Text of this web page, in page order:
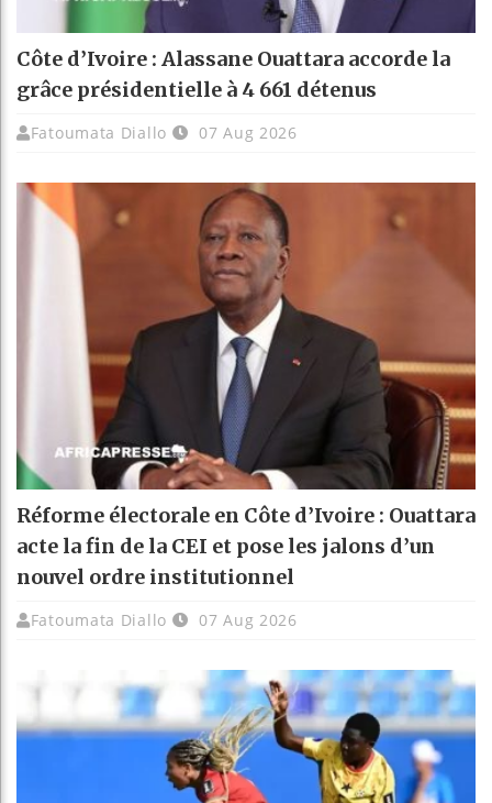
Côte d’Ivoire : Alassane Ouattara accorde la
grâce présidentielle à 4 661 détenus
Fatoumata Diallo 07 Aug 2026
Réforme électorale en Côte d’Ivoire : Ouattara
acte la fin de la CEI et pose les jalons d’un
nouvel ordre institutionnel
Fatoumata Diallo 07 Aug 2026